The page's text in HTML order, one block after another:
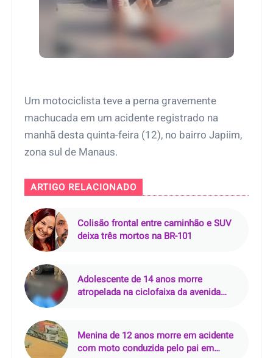
Um motociclista teve a perna gravemente
machucada em um acidente registrado na
manhã desta quinta-feira (12), no bairro Japiim,
zona sul de Manaus.
ARTIGO RELACIONADO
Colisão frontal entre caminhão e SUV
deixa três mortos na BR-101
Adolescente de 14 anos morre
atropelada na ciclofaixa da avenida
Menina de 12 anos morre em acidente
com moto conduzida pelo pai em